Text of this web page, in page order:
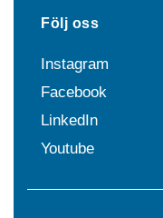
Följ oss
Instagram
Facebook
LinkedIn
Youtube